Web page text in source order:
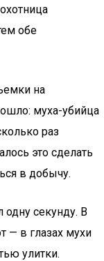
обе
на
муха-убийца
раз
это сделать
в добычу.
одну секунду. В
— в глазах мухи
улитки.